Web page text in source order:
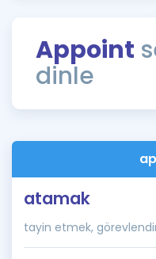
Rehberlik Aracı
ÖSYM Sınav
İngilizce Gramer
Appoint
dinle
atamak
tayin etmek,